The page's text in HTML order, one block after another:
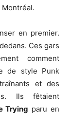
en premier.
Ces gars
comment
de style Punk
et des
Ils fêtaient
Trying paru en